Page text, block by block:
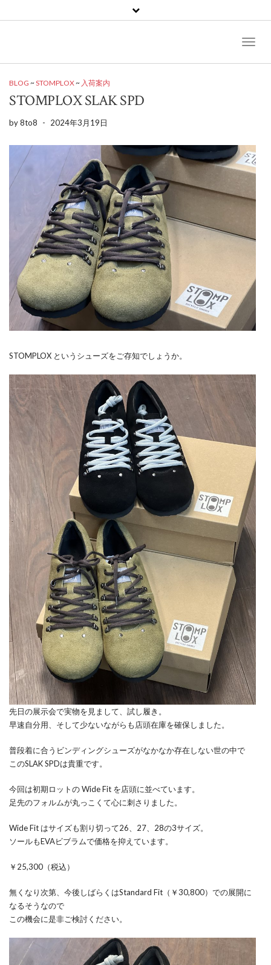
BLOG ~STOMPLOX~ 入荷案内
STOMPLOX SLAK SPD
by8to8 - 2024年3月19日
STOMPLOX というシューズをご存知でしょうか。
先日の展示会で実物を見まして、試し履き。
早速自分用、そして少ないながらも店頭在庫を確保しました。
普段着に合うビンディングシューズがなかなか存在しない世の中で
このSLAK SPDは貴重です。
今回は初期ロットの Wide Fit を店頭に並べています。
足先のフォルムが丸っこくて心に刺さりました。
Wide Fit はサイズも割り切って26、27、28の3サイズ。
ソールもEVAビブラムで価格を抑えています。
￥25,300（税込）
無くなり次第、今後しばらくはStandard Fit（￥30,800）での展開に
なるそうなので
この機会に是非ご検討ください。